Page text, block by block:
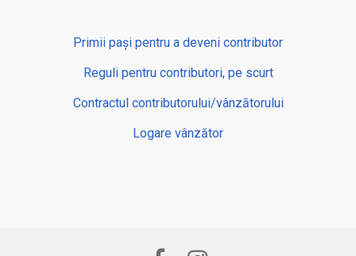
Primii pași pentru a deveni contributor
Reguli pentru contributori, pe scurt
Contractul contributorului/vânzătorului
Logare vânzător